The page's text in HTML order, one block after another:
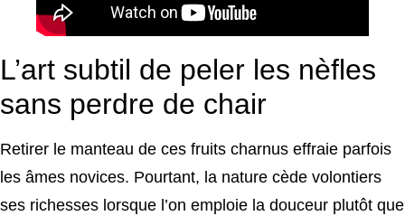
L’art subtil de peler les nèfles
sans perdre de chair
Retirer le manteau de ces fruits charnus effraie parfois
les âmes novices. Pourtant, la nature cède volontiers
ses richesses lorsque l’on emploie la douceur plutôt que